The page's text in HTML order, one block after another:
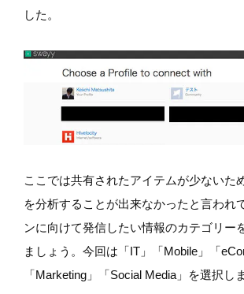
した。
ここでは共有されたアイテムが少ないた
を分析することが出来なかったと言われ
ンに向けて発信したい情報のカテゴリー
ましょう。今回は「IT」「Mobile」「
「Marketing」「Social Media」を選択し